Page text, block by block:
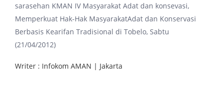
sarasehan KMAN IV Masyarakat Adat dan konsevasi,
Memperkuat Hak-Hak MasyarakatAdat dan Konservasi
Berbasis Kearifan Tradisional di Tobelo, Sabtu
(21/04/2012)
Writer : Infokom AMAN | Jakarta